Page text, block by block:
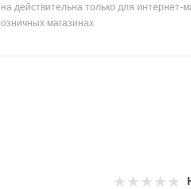
действительна только для интернет-
магазинах